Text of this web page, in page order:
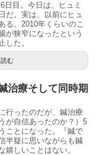
日目。今日は、ヒュミ
だ。実は、以前にヒュ
る。2010年くらいのこ
が狭窄になったという
した。
む
治療そして同時期
行ったのだが、鍼治療
が自信あったのか？）5
ことになった。『鍼で
半疑に思いながらも鍼
嬉しいことはない。